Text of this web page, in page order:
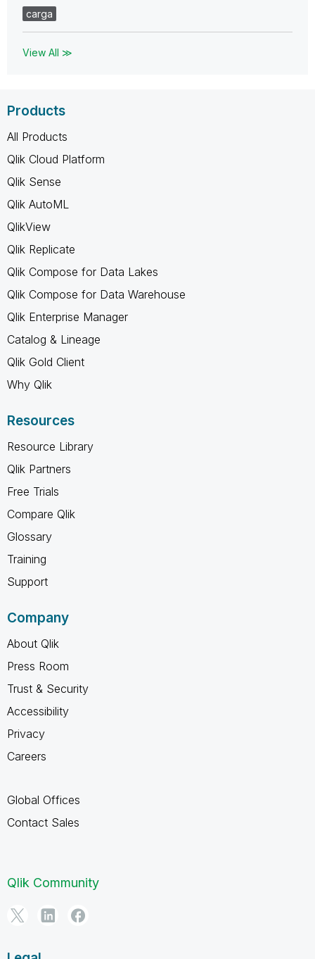
carga
View All ≫
Products
All Products
Qlik Cloud Platform
Qlik Sense
Qlik AutoML
QlikView
Qlik Replicate
Qlik Compose for Data Lakes
Qlik Compose for Data Warehouse
Qlik Enterprise Manager
Catalog & Lineage
Qlik Gold Client
Why Qlik
Resources
Resource Library
Qlik Partners
Free Trials
Compare Qlik
Glossary
Training
Support
Company
About Qlik
Press Room
Trust & Security
Accessibility
Privacy
Careers
Global Offices
Contact Sales
Qlik Community